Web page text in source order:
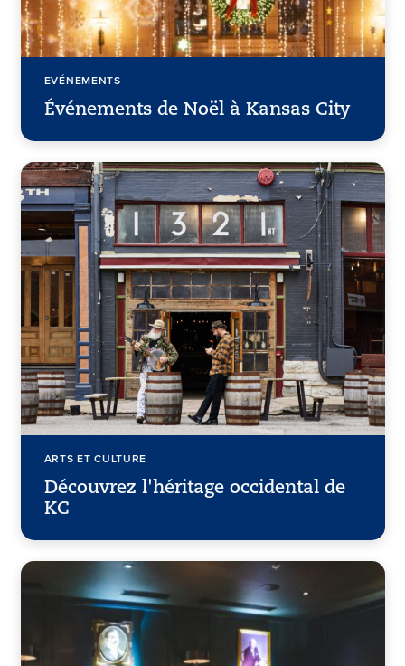
EVÉNEMENTS
Événements de Noël à Kansas City
ARTS ET CULTURE
Découvrez l'héritage occidental de
KC